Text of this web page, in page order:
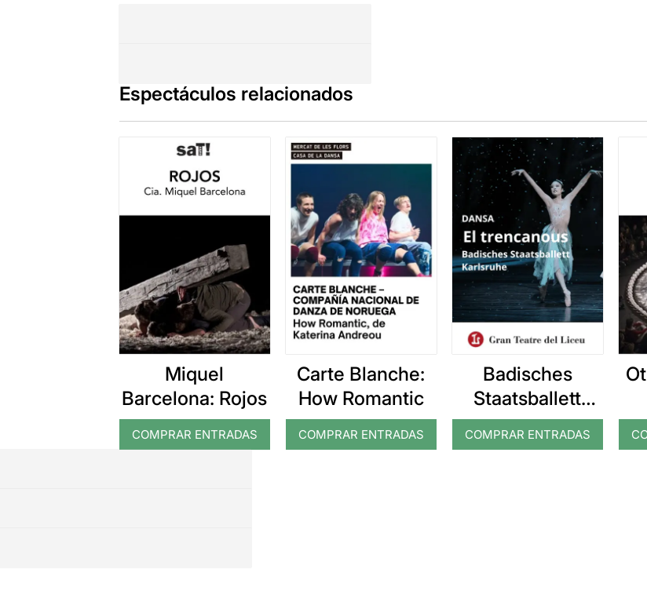
Espectáculos relacionados
Miquel
Barcelona: Rojos
COMPRAR ENTRADAS
Carte Blanche:
How Romantic
COMPRAR ENTRADAS
Badisches
Staatsballett
Karlsruhe: El
trencanous
COMPRAR ENTRADAS